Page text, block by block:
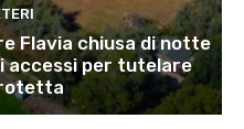
Flavia chiusa di notte
accessi per tutelare